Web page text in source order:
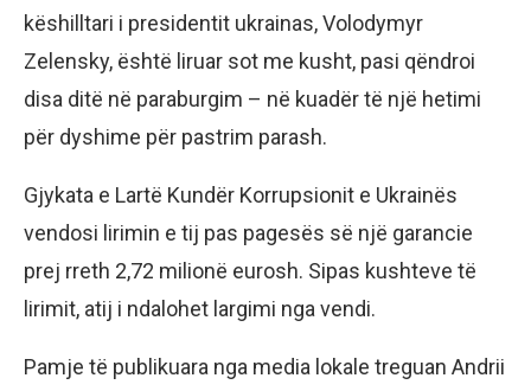
këshilltari i presidentit ukrainas, Volodymyr
Zelensky, është liruar sot me kusht, pasi qëndroi
disa ditë në paraburgim – në kuadër të një hetimi
për dyshime për pastrim parash.
Gjykata e Lartë Kundër Korrupsionit e Ukrainës
vendosi lirimin e tij pas pagesës së një garancie
prej rreth 2,72 milionë eurosh. Sipas kushteve të
lirimit, atij i ndalohet largimi nga vendi.
Pamje të publikuara nga media lokale treguan Andrii